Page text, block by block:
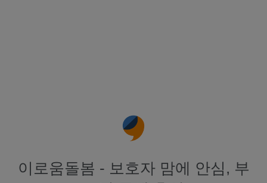
이로움돌봄 - 보호자 맘에 안심, 부